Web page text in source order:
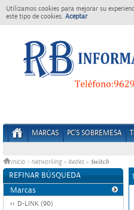
Utilizamos cookies para mejorar su
este tipo de cookies. Aceptar
MARCAS PC'S SOBREMESA
Inicio > Networking» Redes » Switch
REFINAR BÚSQUEDA
Marcas
D-LINK (90)